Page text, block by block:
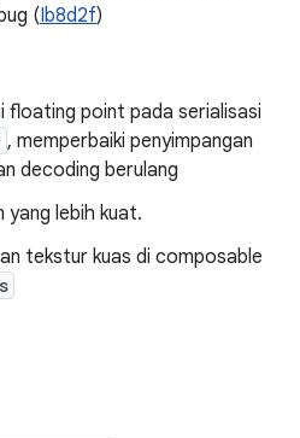
(Ib8d2f)
floating point pada serialisasi
, memperbaiki penyimpangan
decoding berulang
yang lebih kuat.
tekstur kuas di composable